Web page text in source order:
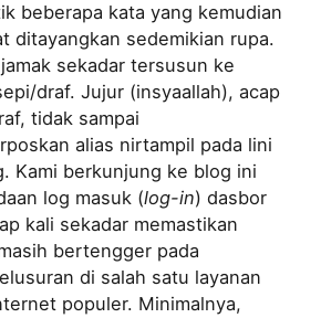
beberapa kata yang kemudian
ditayangkan sedemikian rupa.
sekadar tersusun ke
draf. Jujur (insyaallah), acap
tidak sampai
alias nirtampil pada lini
Kami berkunjung ke blog ini
log masuk (log-in) dasbor
kali sekadar memastikan
bertengger pada
di salah satu layanan
populer. Minimalnya,